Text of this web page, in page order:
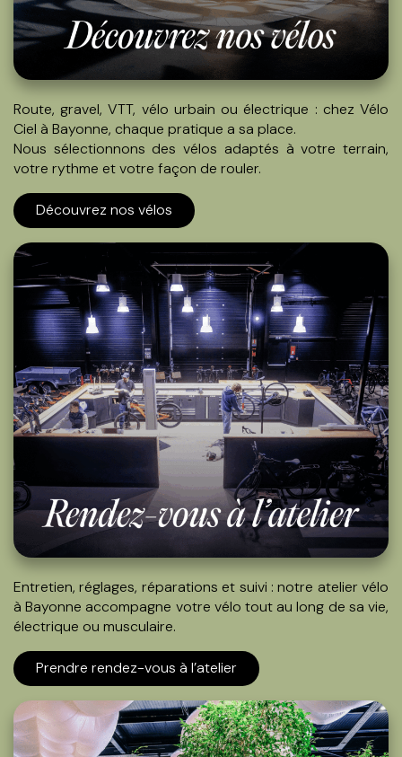
Route, gravel, VTT, vélo urbain ou électrique : chez Vélo
Ciel à Bayonne, chaque pratique a sa place.
Nous sélectionnons des vélos adaptés à votre terrain,
votre rythme et votre façon de rouler.
Découvrez nos vélos
Entretien, réglages, réparations et suivi : notre atelier vélo
à Bayonne accompagne votre vélo tout au long de sa vie,
électrique ou musculaire.
Prendre rendez-vous à l’atelier